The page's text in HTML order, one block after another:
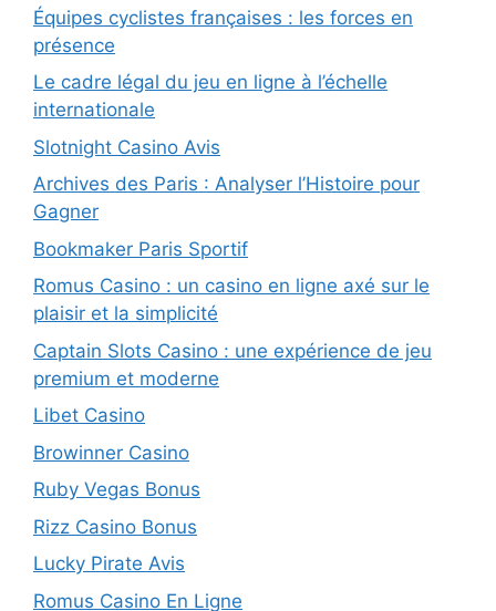
Équipes cyclistes françaises : les forces en
présence
Le cadre légal du jeu en ligne à l’échelle
internationale
Slotnight Casino Avis
Archives des Paris : Analyser l’Histoire pour
Gagner
Bookmaker Paris Sportif
Romus Casino : un casino en ligne axé sur le
plaisir et la simplicité
Captain Slots Casino : une expérience de jeu
premium et moderne
Libet Casino
Browinner Casino
Ruby Vegas Bonus
Rizz Casino Bonus
Lucky Pirate Avis
Romus Casino En Ligne